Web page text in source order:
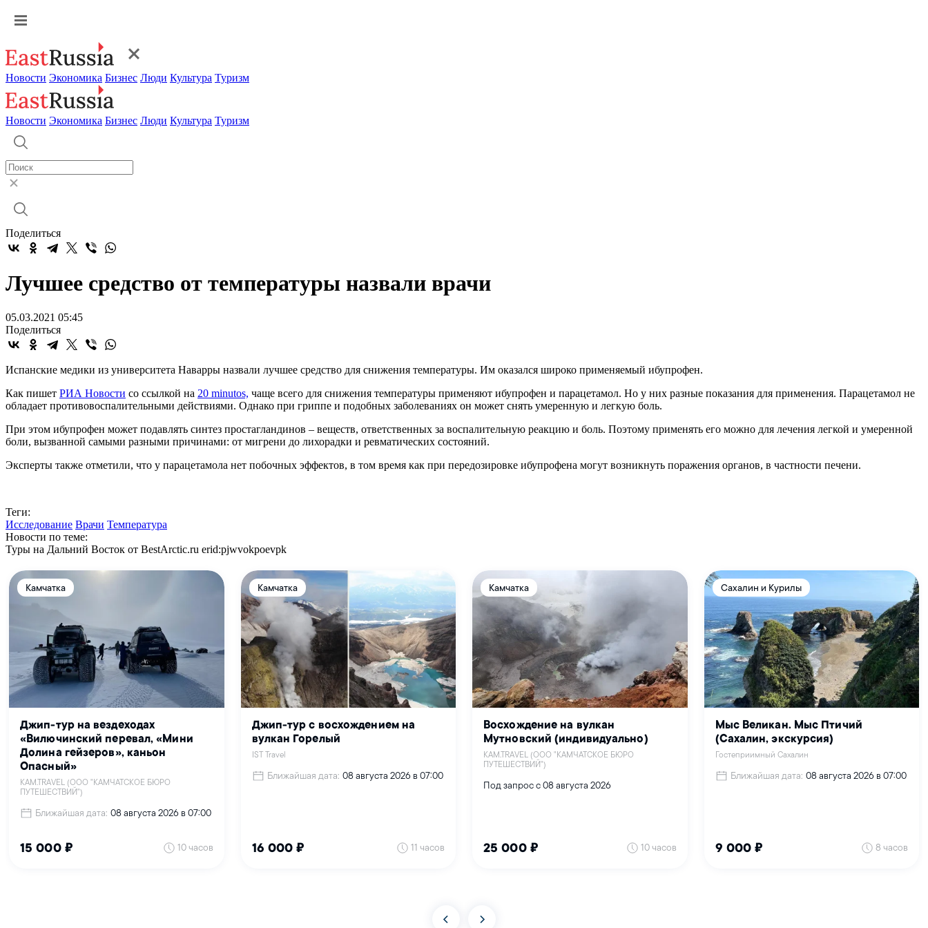
Новости Экономика Бизнес Люди Культура Туризм
Новости Экономика Бизнес Люди Культура Туризм
Поделиться
Лучшее средство от температуры назвали врачи
05.03.2021 05:45
Поделиться
Испанские медики из университета Наварры назвали лучшее средство для снижения температуры. Им оказался широко применяемый ибупрофен.
Как пишет РИА Новости со ссылкой на 20 minutos, чаще всего для снижения температуры применяют ибупрофен и парацетамол. Но у них разные показания для применения. Парацетамол не
обладает противовоспалительными действиями. Однако при гриппе и подобных заболеваниях он может снять умеренную и легкую боль.
При этом ибупрофен может подавлять синтез простагландинов – веществ, ответственных за воспалительную реакцию и боль. Поэтому применять его можно для лечения легкой и умеренной
боли, вызванной самыми разными причинами: от мигрени до лихорадки и ревматических состояний.
Эксперты также отметили, что у парацетамола нет побочных эффектов, в том время как при передозировке ибупрофена могут возникнуть поражения органов, в частности печени.
Теги:
Исследование Врачи Температура
Новости по теме:
Туры на Дальний Восток от BestArctic.ru erid:pjwvokpoevpk